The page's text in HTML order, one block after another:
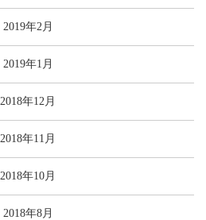
2019年2月
2019年1月
2018年12月
2018年11月
2018年10月
2018年8月